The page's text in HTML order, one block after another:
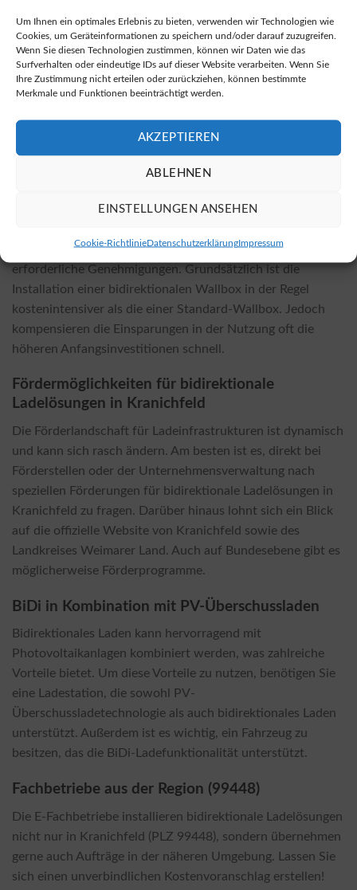
Um Ihnen ein optimales Erlebnis zu bieten, verwenden wir Technologien wie
Cookies, um Geräteinformationen zu speichern und/oder darauf zuzugreifen.
Wenn Sie diesen Technologien zustimmen, können wir Daten wie das
Surfverhalten oder eindeutige IDs auf dieser Website verarbeiten. Wenn Sie
Ihre Zustimmung nicht erteilen oder zurückziehen, können bestimmte
Merkmale und Funktionen beeinträchtigt werden.
AKZEPTIEREN
ABLEHNEN
EINSTELLUNGEN ANSEHEN
Cookie-RichtlinieDatenschutzerklärungImpressum
erwerben?
Bidirektionale Wallboxen sind sowohl bei Fachhändlern vor
Ort als auch in vielen Online-Shops erhältlich. Oftmals sind
die Preise in Online-Shops deutlich günstiger. Eine Auswahl
Angebot für bidirektionale Wallboxen
Wallbox variieren je nach Modell und den örtlichen
Aufwand für Elektroarbeiten, bauliche Gegebenheiten und
erforderliche Genehmigungen. Grundsätzlich ist die
Installation einer bidirektionalen Wallbox in der Regel
kostenintensiver als die einer Standard-Wallbox. Jedoch
kompensieren die Einsparungen in der Nutzung oft die
höheren Anfangsinvestitionen schnell.
Fördermöglichkeiten für bidirektionale
Ladelösungen in Kranichfeld
Die Förderlandschaft für Ladeinfrastrukturen ist dynamisch
und kann sich rasch ändern. Am besten ist es, direkt bei
Förderstellen oder der Unternehmensverwaltung nach
speziellen Förderungen für bidirektionale Ladelösungen in
Kranichfeld zu fragen. Darüber hinaus lohnt sich ein Blick
auf die offizielle Website von Kranichfeld sowie des
Landkreises Weimarer Land. Auch auf Bundesebene gibt es
möglicherweise Förderprogramme.
BiDi in Kombination mit PV-Überschussladen
Bidirektionales Laden kann hervorragend mit
Photovoltaikanlagen kombiniert werden, was zahlreiche
Vorteile bietet. Um diese Vorteile zu nutzen, benötigen Sie
eine Ladestation, die sowohl PV-
Überschussladetechnologie als auch bidirektionales Laden
unterstützt. Außerdem ist es wichtig, ein Fahrzeug zu
besitzen, das die BiDi-Ladefunktionalität unterstützt.
Fachbetriebe aus der Region (99448)
Die E-Fachbetriebe installieren bidirektionale Ladelösungen
nicht nur in Kranichfeld (PLZ 99448), sondern übernehmen
gerne auch Aufträge in der näheren Umgebung. Lassen Sie
sich einen unverbindlichen Kostenvoranschlag erstellen!